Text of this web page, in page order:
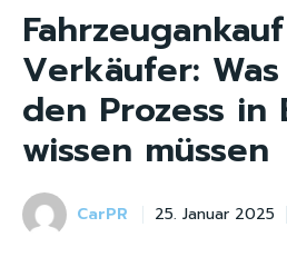
Verkäufer:
den Prozess in
wissen müssen
CarPR 25. Januar 2025